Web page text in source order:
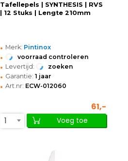
Tafellepels | SYNTHESIS | RVS
| 12 Stuks | Lengte 210mm
• Merk: Pintinox
• voorraad controleren
• Levertijd: zoeken
• Garantie: 1 jaar
• Art.nr: ECW-012060
61,-
1
Voeg toe